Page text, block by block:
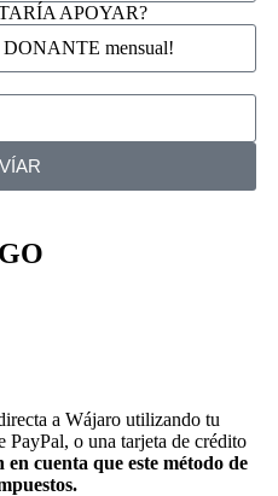
APOYAR?
a Wájaro utilizando tu
PayPal, o una tarjeta de crédito
en cuenta que este método de